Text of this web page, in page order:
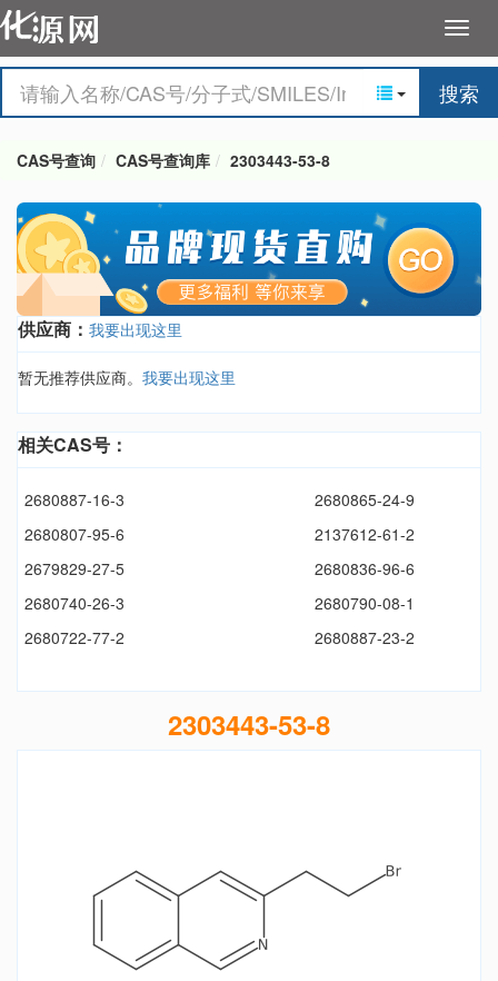
搜索
CAS号查询 CAS号查询库 2303443-53-8
供应商： 我要出现这里
暂无推荐供应商。 我要出现这里
相关CAS号：
2680887-16-3
2680865-24-9
2680807-95-6
2137612-61-2
2679829-27-5
2680836-96-6
2680740-26-3
2680790-08-1
2680722-77-2
2680887-23-2
2303443-53-8